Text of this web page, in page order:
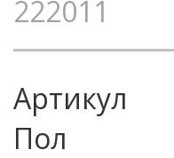
222011
Артикул
Пол